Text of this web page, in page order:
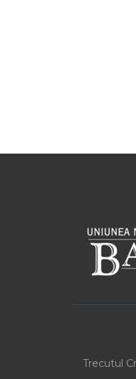
Trecutul